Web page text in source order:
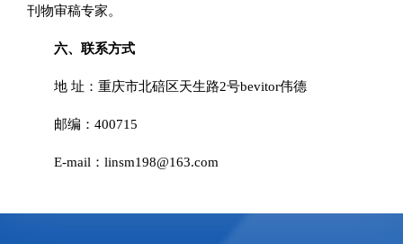
刊物审稿专家。
六、联系方式
地 址：重庆市北碚区天生路2号bevitor伟德
邮编：400715
E-mail：linsm198@163.com